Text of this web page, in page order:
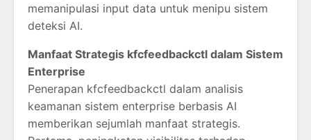
memanipulasi input data untuk menipu sistem
deteksi AI.
Manfaat Strategis kfcfeedbackctl dalam Sistem
Enterprise
Penerapan kfcfeedbackctl dalam analisis
keamanan sistem enterprise berbasis AI
memberikan sejumlah manfaat strategis.